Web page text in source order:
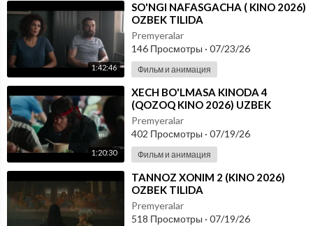
1:42:46
⁣SO'NGI NAFASGACHA ( KINO 2026)
OZBEK TILIDA
Premyeralar
146 Просмотры · 07/23/26
Фильм и анимация
1:20:30
⁣XECH BO'LMASA KINODA 4
(QOZOQ KINO 2026) UZBEK
TILIDA
Premyeralar
402 Просмотры · 07/19/26
Фильм и анимация
⁣TANNOZ XONIM 2 (KINO 2026)
OZBEK TILIDA
Premyeralar
518 Просмотры · 07/19/26